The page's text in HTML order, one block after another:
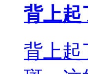
背上起
背上起